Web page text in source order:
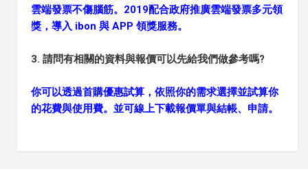
雲端發票不傷腦筋。2019配合政府推廣雲端發票多元領
獎，導入 ibon 與 APP 領獎服務。
3. 請問有相關的資料與報價可以先給我們做參考嗎?
你可以透過首購優惠試算，依照你的需求選擇並試算你
的花費與使用費。並可線上下載報價單與結帳、申請。